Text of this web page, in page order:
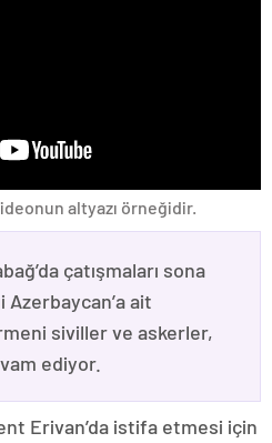
altyazı örneğidir.
çatışmaları sona
ait
siviller ve askerler,
ediyor.
Erivan’da istifa etmesi için